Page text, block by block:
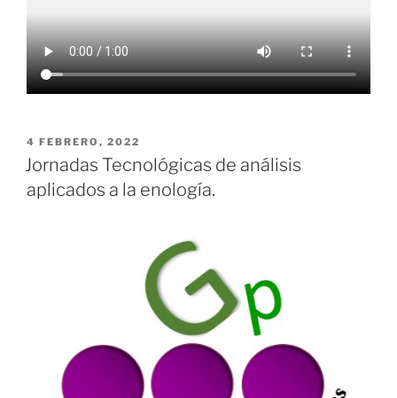
PUBLICADO
EL
4 FEBRERO, 2022
Jornadas Tecnológicas de análisis
aplicados a la enología.